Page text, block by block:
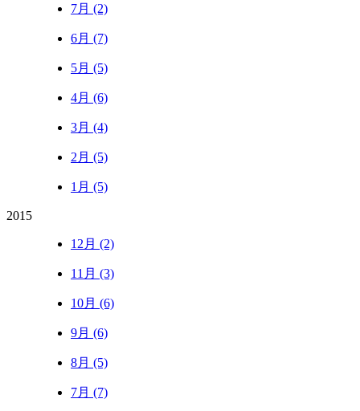
7月 (2)
6月 (7)
5月 (5)
4月 (6)
3月 (4)
2月 (5)
1月 (5)
2015
12月 (2)
11月 (3)
10月 (6)
9月 (6)
8月 (5)
7月 (7)